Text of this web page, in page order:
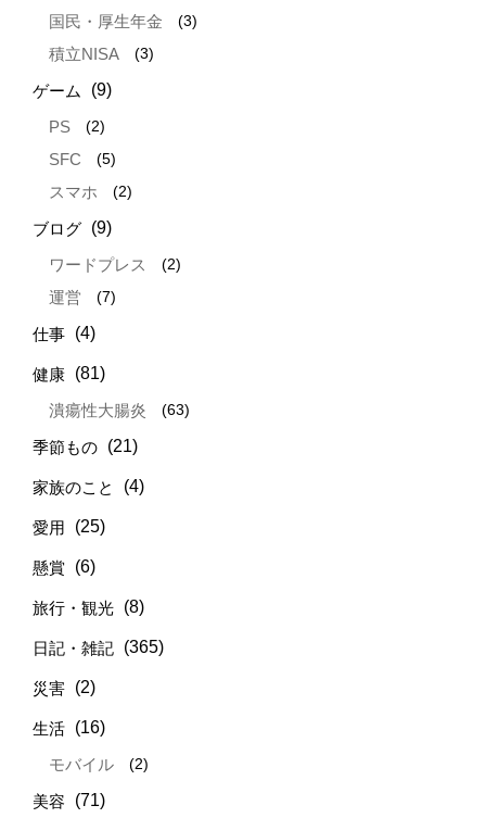
国民・厚生年金 (3)
積立NISA (3)
ゲーム (9)
PS (2)
SFC (5)
スマホ (2)
ブログ (9)
ワードプレス (2)
運営 (7)
仕事 (4)
健康 (81)
潰瘍性大腸炎 (63)
季節もの (21)
家族のこと (4)
愛用 (25)
懸賞 (6)
旅行・観光 (8)
日記・雑記 (365)
災害 (2)
生活 (16)
モバイル (2)
美容 (71)